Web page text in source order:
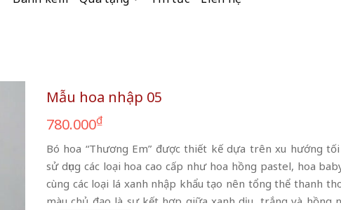
Mẫu hoa nhập 05
780.000₫
Bó hoa “Thương Em” được thiết kế dựa trên xu hướng
sử dụng các loại hoa cao cấp như hoa hồng pastel, hoa
cùng các loại lá xanh nhập khẩu tạo nên tổng thể thanh
màu chủ đạo là sự kết hợp giữa xanh dịu, trắng và hồng